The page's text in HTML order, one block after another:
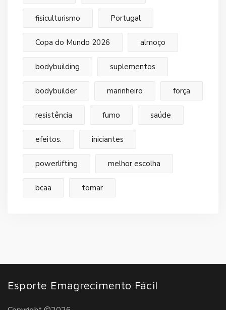
fisiculturismo Portugal
Copa do Mundo 2026 almoço
bodybuilding suplementos
bodybuilder marinheiro força
resistência fumo saúde
efeitos. iniciantes
powerlifting melhor escolha
bcaa tomar
Esporte Emagrecimento Fácil